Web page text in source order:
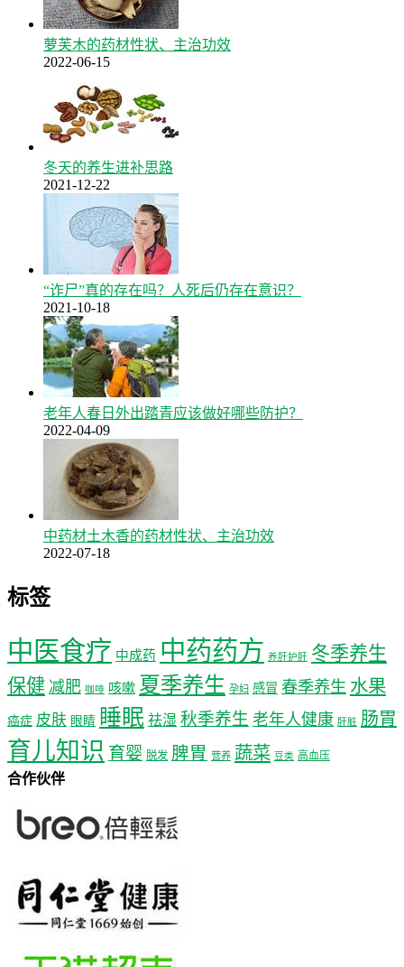
萝芙木的药材性状、主治功效
2022-06-15
冬天的养生进补思路
2021-12-22
“诈尸”真的存在吗？人死后仍存在意识？
2021-10-18
老年人春日外出踏青应该做好哪些防护？
2022-04-09
中药材土木香的药材性状、主治功效
2022-07-18
标签
中医食疗 中成药 中药药方 养肝护肝 冬季养生
保健 减肥 咖啡 咳嗽 夏季养生 孕妇 感冒 春季养生 水果
癌症 皮肤 眼睛 睡眠 祛湿 秋季养生 老年人健康 肝脏 肠胃
育儿知识 育婴 脱发 脾胃 营养 蔬菜 豆类 高血压
合作伙伴